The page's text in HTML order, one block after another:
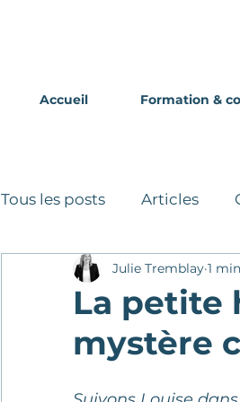
Accueil Formation &
Tous les posts Articles
Annonce spéciale
Partage d'expériences
La petite
mystère
Julie Tremblay 1